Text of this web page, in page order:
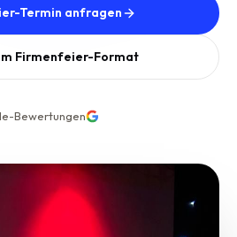
Termin anfragen
Firmenfeier-Format
Bewertungen